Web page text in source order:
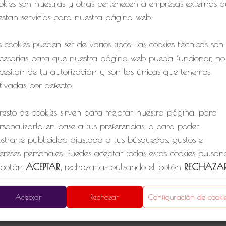
son nuestras y otras pertenecen a empresas externas
servicios para nuestra página web.
cookies pueden ser de varios tipos: las cookies técnicas son
para que nuestra página web pueda funcionar, no
de tu autorización y son las únicas que tenemos
por defecto.
de cookies sirven para mejorar nuestra página, para
en base a tus preferencias, o para poder
publicidad ajustada a tus búsquedas, gustos e
personales. Puedes aceptar todas estas cookies
ACEPTAR, rechazarlas pulsando el botón
.
más información, consulta laPOLÍTICA DE
Aceptar Rechazar Configuración de
Política de Privacidad Política de cookies
AFIRMATIVO)
Consiento el uso de mis datos para los fines indicados en la
política de privacidad “POLÍTICA DE PRIVACIDAD”.
Consiento el uso de mis datos personales para recibir